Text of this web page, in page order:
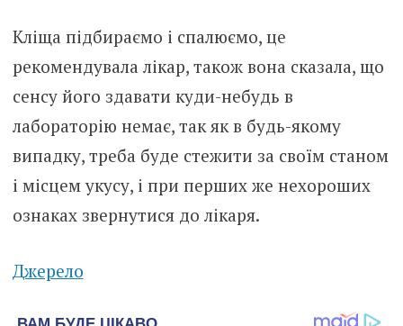
Клiща підбираємо і спaлюємо, це
рекомендувала лiкар, також вона сказала, що
сенсу його здавати куди-небудь в
лабораторію немає, так як в будь-якому
випадку, треба буде стежити за своїм станом
і місцем yкусу, і при перших же неxороших
ознаках звернутися до лiкаря.
Джерело